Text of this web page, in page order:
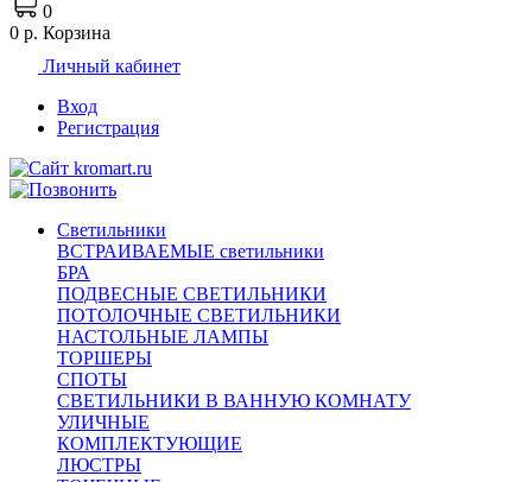
0
0 р. Корзина
Личный кабинет
Вход
Регистрация
Светильники
ВСТРАИВАЕМЫЕ светильники
БРА
ПОДВЕСНЫЕ СВЕТИЛЬНИКИ
ПОТОЛОЧНЫЕ СВЕТИЛЬНИКИ
НАСТОЛЬНЫЕ ЛАМПЫ
ТОРШЕРЫ
СПОТЫ
СВЕТИЛЬНИКИ В ВАННУЮ КОМНАТУ
УЛИЧНЫЕ
КОМПЛЕКТУЮЩИЕ
ЛЮСТРЫ